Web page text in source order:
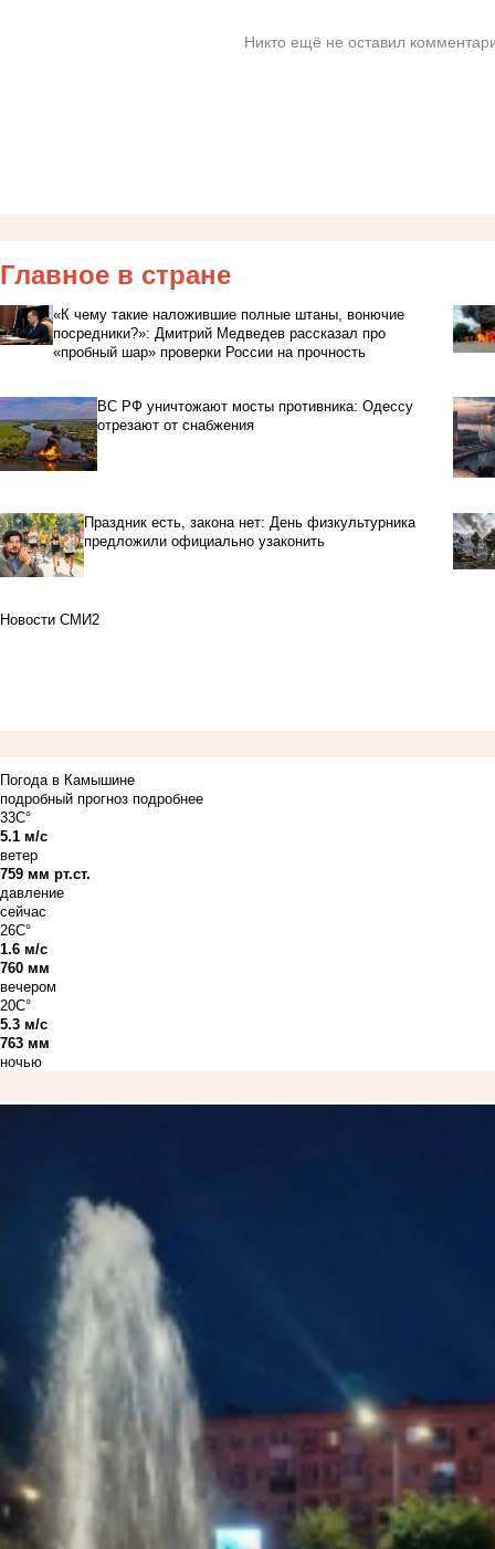
Никто ещё не оставил
Главное в стране
«К чему такие наложившие полные штаны, вонючие
посредники?»: Дмитрий Медведев рассказал про
«пробный шар» проверки России на прочность
ВС РФ уничтожают мосты противника: Одессу
отрезают от снабжения
Праздник есть, закона нет: День физкультурника
предложили официально узаконить
Новости СМИ2
Погода в Камышине
подробный прогноз подробнее
33C°
5.1 м/с
ветер
759 мм рт.ст.
давление
сейчас
26C°
1.6 м/с
760 мм
вечером
20C°
5.3 м/с
763 мм
ночью